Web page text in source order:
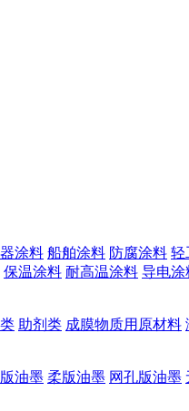
涂料 船舶涂料 防腐涂料 轻
保温涂料 耐高温涂料 导电涂
助剂类 成膜物质用原材料
油墨 柔版油墨 网孔版油墨